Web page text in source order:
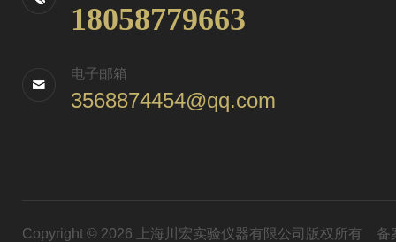
18058779663
电子邮箱
3568874454@qq.com
Copyright © 2026 上海川宏实验仪器有限公司版权所有 备